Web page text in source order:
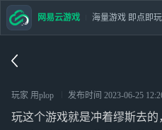
玩家 用plop 发布时间 2023-06-25
玩这个游戏就是冲着缪斯去
网易云游戏 海量游戏 即点即玩